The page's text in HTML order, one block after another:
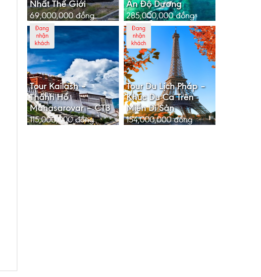
Nhất Thế Giới
69,000,000đồng
Ấn Độ Dương
285,000,000đồng
Đang
nhận
khách
Tour Kailash –
Thánh Hồ
Manasarovar – CT3
115,000,000đồng
Đang
nhận
khách
Tour Du Lịch Pháp –
Khúc Du Ca Trên
Miền Di Sản
154,000,000đồng